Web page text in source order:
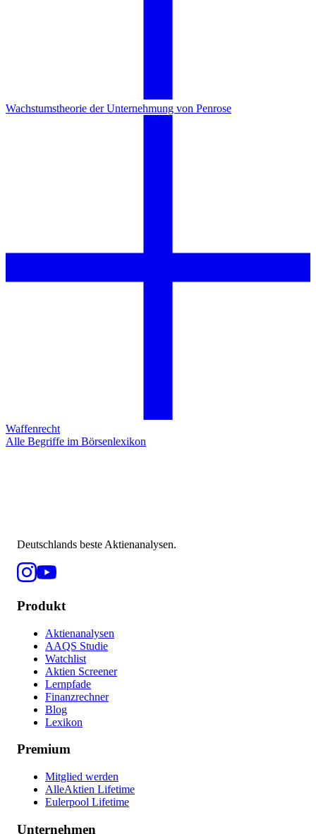
Wachstumstheorie der Unternehmung von Penrose
Waffenrecht
Alle Begriffe im Börsenlexikon
Deutschlands beste Aktienanalysen.
Produkt
Aktienanalysen
AAQS Studie
Watchlist
Aktien Screener
Lernpfade
Finanzrechner
Blog
Lexikon
Premium
Mitglied werden
AlleAktien Lifetime
Eulerpool Lifetime
Unternehmen